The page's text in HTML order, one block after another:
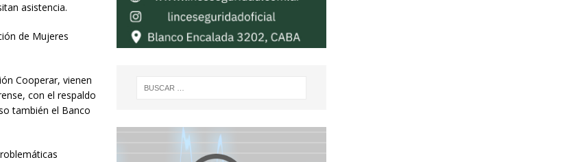
asistencia.
de Mujeres
Cooperar, vienen
con el respaldo
también el Banco